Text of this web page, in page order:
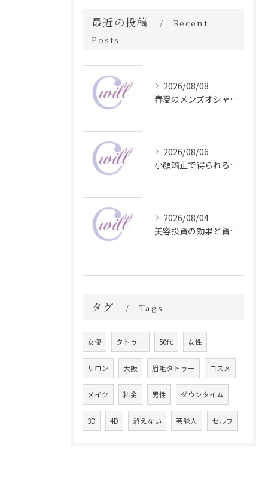
最近の投稿
Recent
Posts
2026/08/08
春夏のメンズオシャレ最前線スタイル
2026/08/06
小顔矯正で得られる顔変化の科学的効果
2026/08/04
美容投資の効果と資産価値の解説
タグ Tags
女優 タトゥー 50代 女性
サロン 大阪 眉毛タトゥー コスメ
メイク 料金 男性 ダウンタイム
3D 4D 消えない 芸能人 セルフ